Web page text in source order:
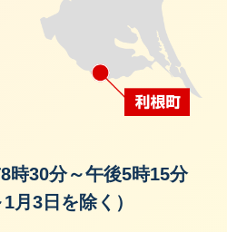
時30分～午後5時15分
月3日を除く）